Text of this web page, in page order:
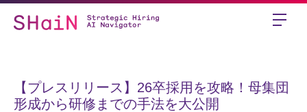
【プレスリリース】26卒採用を攻略！母集団
形成から研修までの手法を大公開